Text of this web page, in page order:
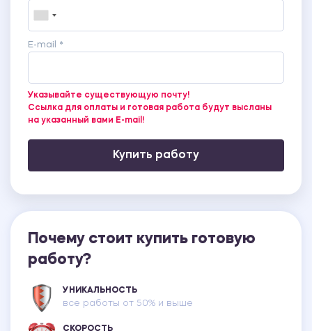
лица.
ПРИЛОЖЕНИЕ Е Рапорт начальнику УВД.
ПРИЛОЖЕНИЕ Ж Рапорт начальнику УВД.
ПРИЛОЖЕНИЕ И Рапорт начальнику УВД.
ПРИЛОЖЕНИЕ К Рапорт начальнику УВД.
ПРИЛОЖЕНИЕ Л Объяснение.
возбуждении уголовного дела.
E-mail *
Указывайте существующую почту!
Ссылка для оплаты и готовая работа будут высланы
на указанный вами E-mail!
Купить работу
Почему стоит купить готовую
работу?
УНИКАЛЬНОСТЬ
все работы от 50% и выше
СКОРОСТЬ